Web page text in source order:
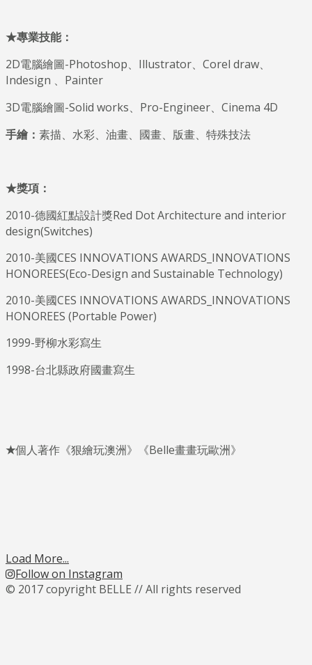
★專業技能：
2D電腦繪圖-Photoshop、Illustrator、Corel draw、
Indesign 、Painter
3D電腦繪圖-Solid works、Pro-Engineer、Cinema 4D
手繪： 素描、水彩、油畫、國畫、版畫、特殊技法
★獎項 ：
2010-德國紅點設計獎Red Dot Architecture and interior
design(Switches)
2010-美國CES INNOVATIONS AWARDS_INNOVATIONS
HONOREES(Eco-Design and Sustainable Technology)
2010-美國CES INNOVATIONS AWARDS_INNOVATIONS
HONOREES (Portable Power)
1999-野柳水彩寫生
1998-台北縣政府國畫寫生
★個人著作《狠繪玩澳洲》《Belle畫畫玩歐洲》
Load More...
Follow on Instagram
© 2017 copyright BELLE // All rights reserved